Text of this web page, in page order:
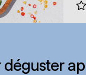
déguster